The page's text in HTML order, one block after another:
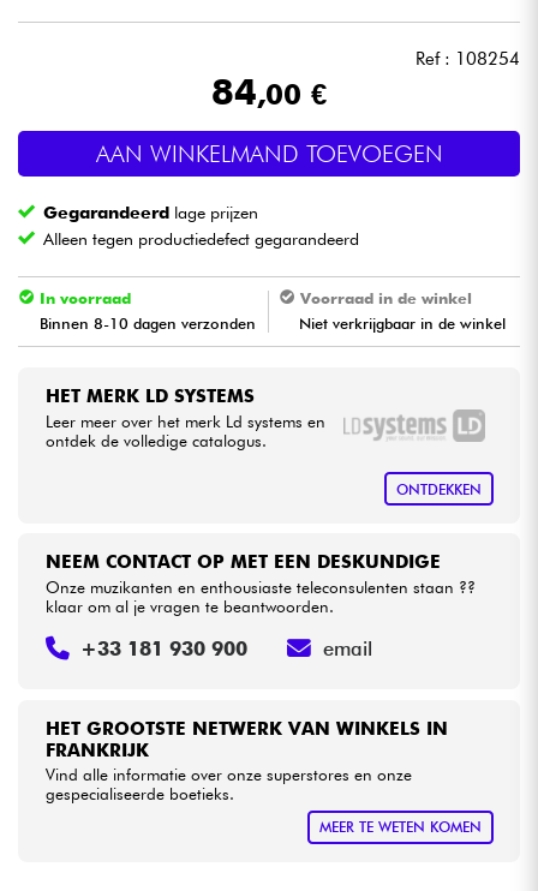
Licht
Viool & Quatuor
Kinderen
Kabels & toebehoren
Ref : 108254
84,00 €
AAN WINKELMAND TOEVOEGEN
Gegarandeerd lage prijzen
Alleen tegen productiedefect gegarandeerd
In voorraad
Binnen 8-10 dagen verzonden
Voorraad in de winkel
Niet verkrijgbaar in de winkel
HET MERK LD SYSTEMS
Leer meer over het merk Ld systems en
ontdek de volledige catalogus.
ONTDEKKEN
HET GROOTSTE NETWERK VAN WINKELS IN
FRANKRIJK
Vind alle informatie over onze superstores en onze
gespecialiseerde boetieks.
MEER TE WETEN KOMEN
NEEM CONTACT OP MET EEN DESKUNDIGE
Onze muzikanten en enthousiaste teleconsulenten staan ??
klaar om al je vragen te beantwoorden.
+33 181 930 900 email